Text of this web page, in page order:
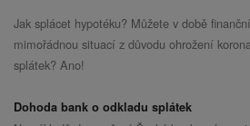
Jak splácet hypotéku? Můžete v době
mimořádnou situací z důvodu ohrožení
splátek? Ano!
Dohoda bank o odkladu splátek